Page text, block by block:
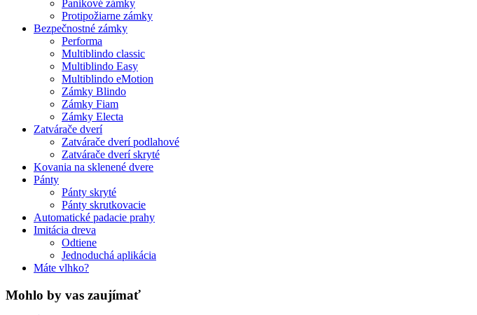
Panikové zámky
Protipožiarne zámky
Bezpečnostné zámky
Performa
Multiblindo classic
Multiblindo Easy
Multiblindo eMotion
Zámky Blindo
Zámky Fiam
Zámky Electa
Zatvárače dverí
Zatvárače dverí podlahové
Zatvárače dverí skryté
Kovania na sklenené dvere
Pánty
Pánty skryté
Pánty skrutkovacie
Automatické padacie prahy
Imitácia dreva
Odtiene
Jednoduchá aplikácia
Máte vlhko?
Mohlo by vas zaujímať